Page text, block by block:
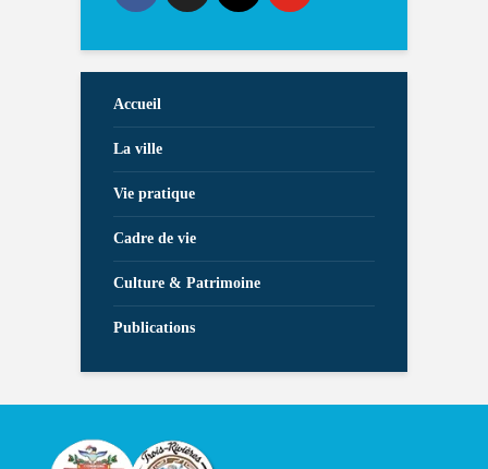
Accueil
La ville
Vie pratique
Cadre de vie
Culture & Patrimoine
Publications